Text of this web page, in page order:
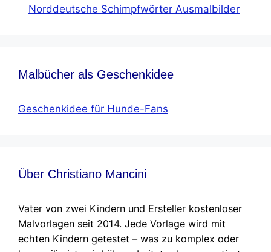
Norddeutsche Schimpfwörter Ausmalbilder
Malbücher als Geschenkidee
Geschenkidee für Hunde-Fans
Über Christiano Mancini
Vater von zwei Kindern und Ersteller kostenloser
Malvorlagen seit 2014. Jede Vorlage wird mit
echten Kindern getestet – was zu komplex oder